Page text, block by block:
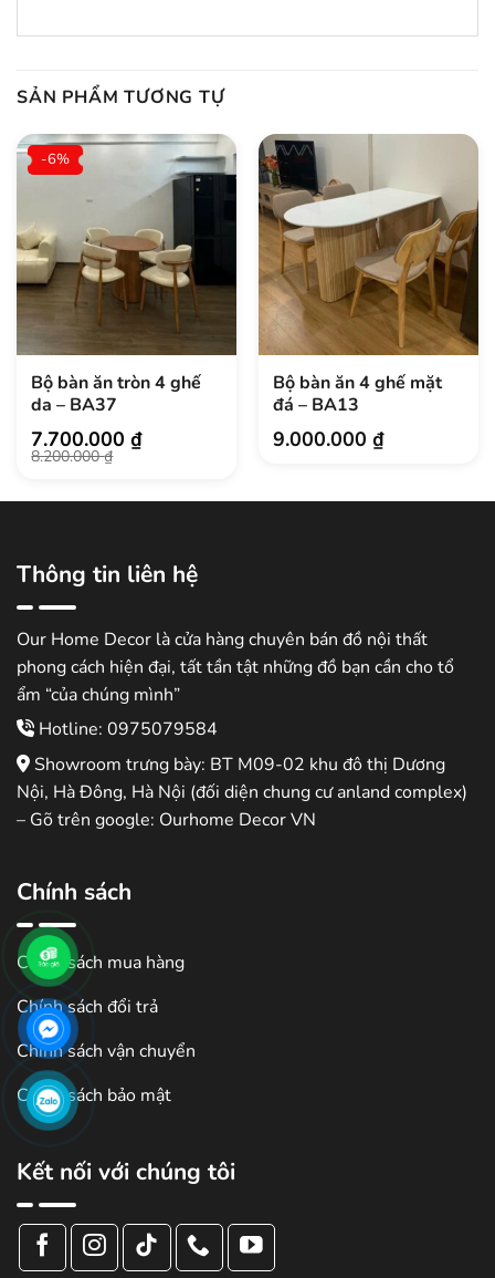
SẢN PHẨM TƯƠNG TỰ
-6%
Bộ bàn ăn tròn 4 ghế
da – BA37
8.200.000₫
Giá
gốc
7.700.000₫
Giá
hiện
Bộ bàn ăn 4 ghế mặt
đá – BA13
9.000.000₫
Thông tin liên hệ
Our Home Decor là cửa hàng chuyên bán đồ nội thất
phong cách hiện đại, tất tần tật những đồ bạn cần cho tổ
ẩm “của chúng mình”
Hotline: 0975079584
Showroom trưng bày: BT M09-02 khu đô thị Dương
Nội, Hà Đông, Hà Nội (đối diện chung cư anland complex)
– Gõ trên google: Ourhome Decor VN
Chính sách
Chính sách mua hàng
Chính sách đổi trả
Chính sách vận chuyển
Chính sách bảo mật
Kết nối với chúng tôi